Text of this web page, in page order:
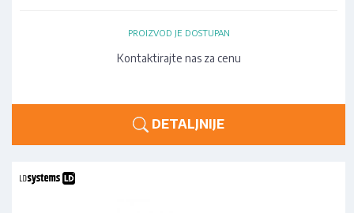
PROIZVOD JE DOSTUPAN
Kontaktirajte nas za cenu
DETALJNIJE